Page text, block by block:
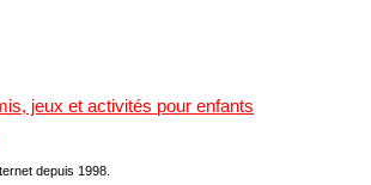
jeux et activités pour enfants
depuis 1998.